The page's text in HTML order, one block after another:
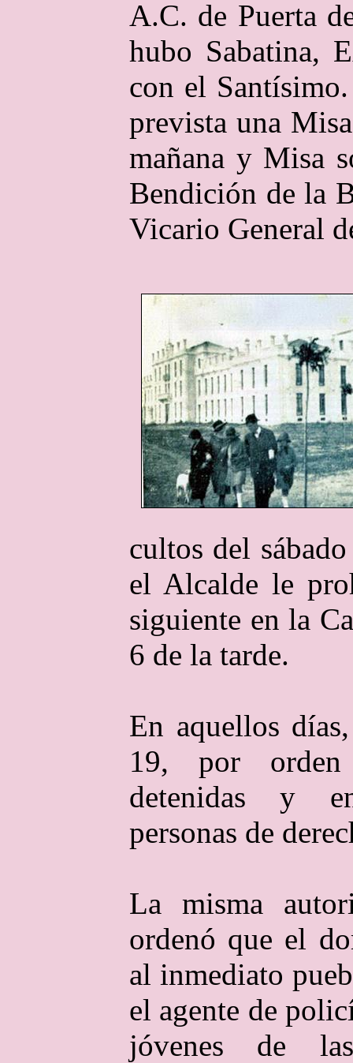
A.C. de Puerta
hubo Sabatina,
con el
prevista una
mañana y Misa
Bendición de la
Vicario General
cultos del
el Alcalde le
siguiente en la
6 de la tarde.
En aquellos
19, por
detenidas y
personas de
La misma
ordenó que el
al inmediato
el agente de
jóvenes de